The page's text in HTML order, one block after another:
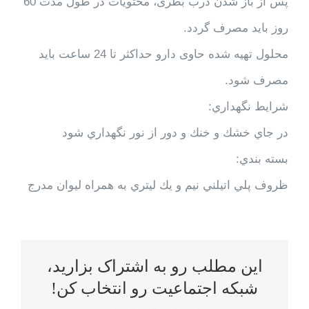
روز باید مصرف گردد.
محلول تهیه شده حاوی دارو حداکثر تا 24 ساعت باید
مصرف شود.
شرايط نگهداري:
در جاي خشك و خنك و دور از نور نگهداري شود
بسته بندي:
ظروف پلي اتيلني نیم و يك ليتري به همراه ليوان مدرج
این مطلب رو به اشتراک بزارید،
شبکه اجتماعیت رو انتخاب کن!